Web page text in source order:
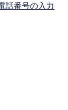
話番号の入力